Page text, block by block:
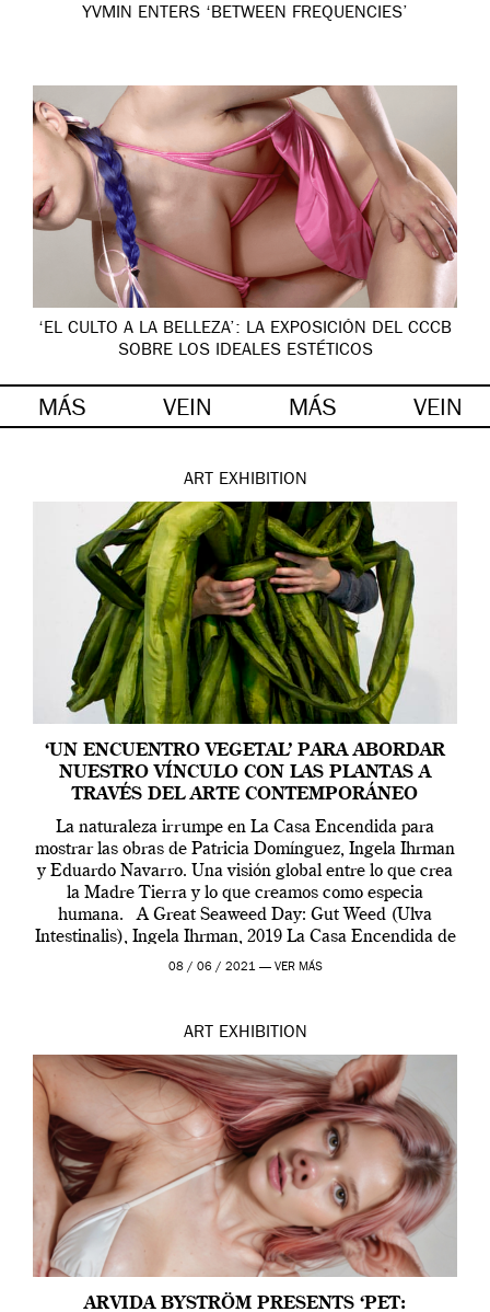
YVMIN ENTERS ‘BETWEEN FREQUENCIES’
‘EL CULTO A LA BELLEZA’: LA EXPOSICIÓN DEL CCCB
SOBRE LOS IDEALES ESTÉTICOS
MÁS VEIN MÁS VEIN
ART EXHIBITION
‘UN ENCUENTRO VEGETAL’ PARA ABORDAR
NUESTRO VÍNCULO CON LAS PLANTAS A
TRAVÉS DEL ARTE CONTEMPORÁNEO
La naturaleza irrumpe en La Casa Encendida para
mostrar las obras de Patricia Domínguez, Ingela Ihrman
y Eduardo Navarro. Una visión global entre lo que crea
la Madre Tierra y lo que creamos como especia
humana. A Great Seaweed Day: Gut Weed (Ulva
Intestinalis), Ingela Ihrman, 2019 La Casa Encendida de
Madrid y la Wellcome […]
08 / 06 / 2021 — VER MÁS
ART EXHIBITION
ARVIDA BYSTRÖM PRESENTS ‘PET: